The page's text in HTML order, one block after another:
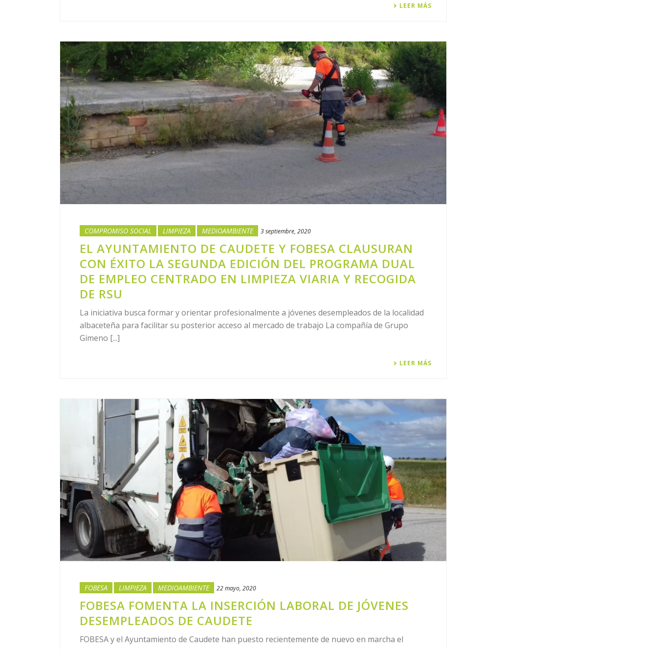
LEER MÁS
COMPROMISO SOCIAL LIMPIEZA MEDIOAMBIENTE 3 septiembre, 2020
EL AYUNTAMIENTO DE CAUDETE Y FOBESA CLAUSURAN
CON ÉXITO LA SEGUNDA EDICIÓN DEL PROGRAMA DUAL
DE EMPLEO CENTRADO EN LIMPIEZA VIARIA Y RECOGIDA
DE RSU
La iniciativa busca formar y orientar profesionalmente a jóvenes desempleados de la localidad
albaceteña para facilitar su posterior acceso al mercado de trabajo La compañía de Grupo
Gimeno [...]
LEER MÁS
FOBESA LIMPIEZA MEDIOAMBIENTE 22 mayo, 2020
FOBESA FOMENTA LA INSERCIÓN LABORAL DE JÓVENES
DESEMPLEADOS DE CAUDETE
FOBESA y el Ayuntamiento de Caudete han puesto recientemente de nuevo en marcha el